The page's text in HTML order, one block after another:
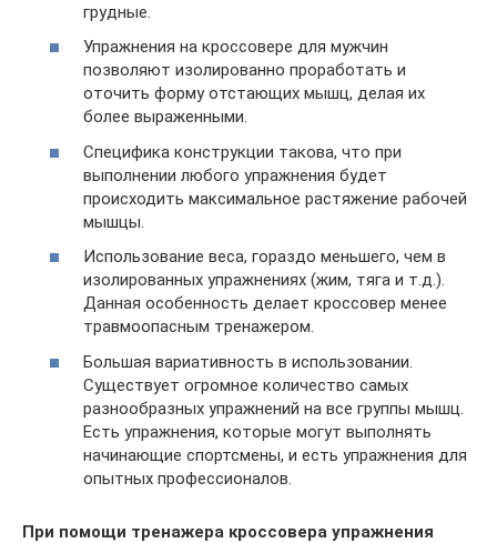
грудные.
Упражнения на кроссовере для мужчин
позволяют изолированно проработать и
оточить форму отстающих мышц, делая их
более выраженными.
Специфика конструкции такова, что при
выполнении любого упражнения будет
происходить максимальное растяжение рабочей
мышцы.
Использование веса, гораздо меньшего, чем в
изолированных упражнениях (жим, тяга и т.д.).
Данная особенность делает кроссовер менее
травмоопасным тренажером.
Большая вариативность в использовании.
Существует огромное количество самых
разнообразных упражнений на все группы мышц.
Есть упражнения, которые могут выполнять
начинающие спортсмены, и есть упражнения для
опытных профессионалов.
При помощи тренажера кроссовера упражнения